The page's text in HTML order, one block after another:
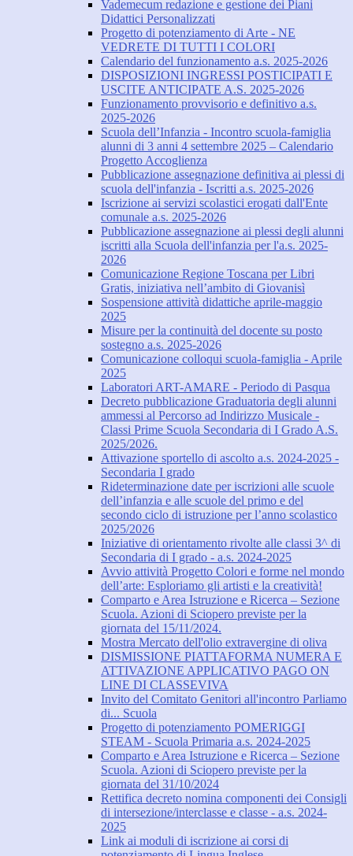
Vademecum redazione e gestione dei Piani
Didattici Personalizzati
Progetto di potenziamento di Arte - NE
VEDRETE DI TUTTI I COLORI
Calendario del funzionamento a.s. 2025-2026
DISPOSIZIONI INGRESSI POSTICIPATI E
USCITE ANTICIPATE A.S. 2025-2026
Funzionamento provvisorio e definitivo a.s.
2025-2026
Scuola dell’Infanzia - Incontro scuola-famiglia
alunni di 3 anni 4 settembre 2025 – Calendario
Progetto Accoglienza
Pubblicazione assegnazione definitiva ai plessi di
scuola dell'infanzia - Iscritti a.s. 2025-2026
Iscrizione ai servizi scolastici erogati dall'Ente
comunale a.s. 2025-2026
Pubblicazione assegnazione ai plessi degli alunni
iscritti alla Scuola dell'infanzia per l'a.s. 2025-
2026
Comunicazione Regione Toscana per Libri
Gratis, iniziativa nell’ambito di Giovanisì
Sospensione attività didattiche aprile-maggio
2025
Misure per la continuità del docente su posto
sostegno a.s. 2025-2026
Comunicazione colloqui scuola-famiglia - Aprile
2025
Laboratori ART-AMARE - Periodo di Pasqua
Decreto pubblicazione Graduatoria degli alunni
ammessi al Percorso ad Indirizzo Musicale -
Classi Prime Scuola Secondaria di I Grado A.S.
2025/2026.
Attivazione sportello di ascolto a.s. 2024-2025 -
Secondaria I grado
Rideterminazione date per iscrizioni alle scuole
dell’infanzia e alle scuole del primo e del
secondo ciclo di istruzione per l’anno scolastico
2025/2026
Iniziative di orientamento rivolte alle classi 3^ di
Secondaria di I grado - a.s. 2024-2025
Avvio attività Progetto Colori e forme nel mondo
dell’arte: Esploriamo gli artisti e la creatività!
Comparto e Area Istruzione e Ricerca – Sezione
Scuola. Azioni di Sciopero previste per la
giornata del 15/11/2024.
Mostra Mercato dell'olio extravergine di oliva
DISMISSIONE PIATTAFORMA NUMERA E
ATTIVAZIONE APPLICATIVO PAGO ON
LINE DI CLASSEVIVA
Invito del Comitato Genitori all'incontro Parliamo
di... Scuola
Progetto di potenziamento POMERIGGI
STEAM - Scuola Primaria a.s. 2024-2025
Comparto e Area Istruzione e Ricerca – Sezione
Scuola. Azioni di Sciopero previste per la
giornata del 31/10/2024
Rettifica decreto nomina componenti dei Consigli
di intersezione/interclasse e classe - a.s. 2024-
2025
Link ai moduli di iscrizione ai corsi di